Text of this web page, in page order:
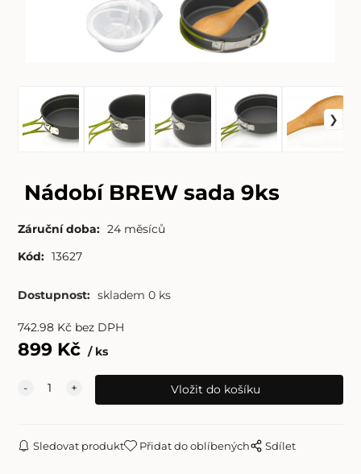
Nádobí BREW sada 9ks
Záruční doba: 24 měsíců
Kód: 13627
Dostupnost: skladem 0 ks
742.98Kč bez DPH
899Kč ks
Sledovat produkt Přidat do oblíbených Sdílet